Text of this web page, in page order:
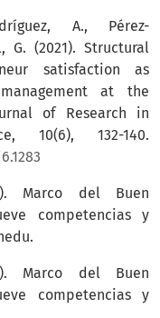
A., Pérez-
G. (2021). Structural
satisfaction as
at the
of Research in
10(6), 132-140.
Marco del Buen
competencias y
Marco del Buen
competencias y